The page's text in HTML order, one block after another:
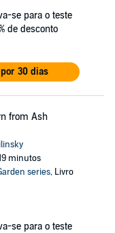
se para o teste
de desconto
30 dias
from Ash
minutos
series, Livro
se para o teste